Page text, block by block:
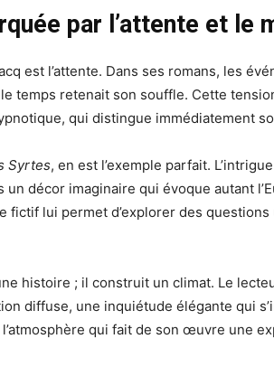
par l’attente et le
est l’attente. Dans ses romans, les
temps retenait son souffle. Cette
qui distingue immédiatement
Syrtes, en est l’exemple parfait.
décor imaginaire qui évoque autant
fictif lui permet d’explorer des
histoire ; il construit un climat. Le
diffuse, une inquiétude élégante qui
qui fait de son œuvre une